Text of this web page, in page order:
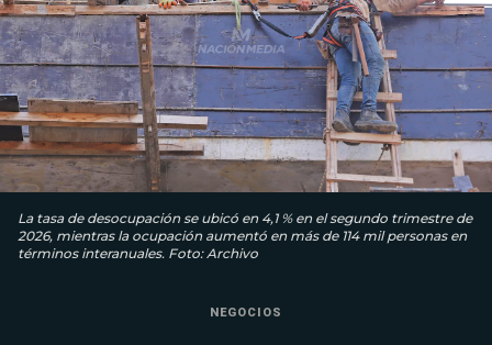
La tasa de desocupación se ubicó en 4,1 % en el segundo trimestre de
2026, mientras la ocupación aumentó en más de 114 mil personas en
términos interanuales. Foto: Archivo
NEGOCIOS